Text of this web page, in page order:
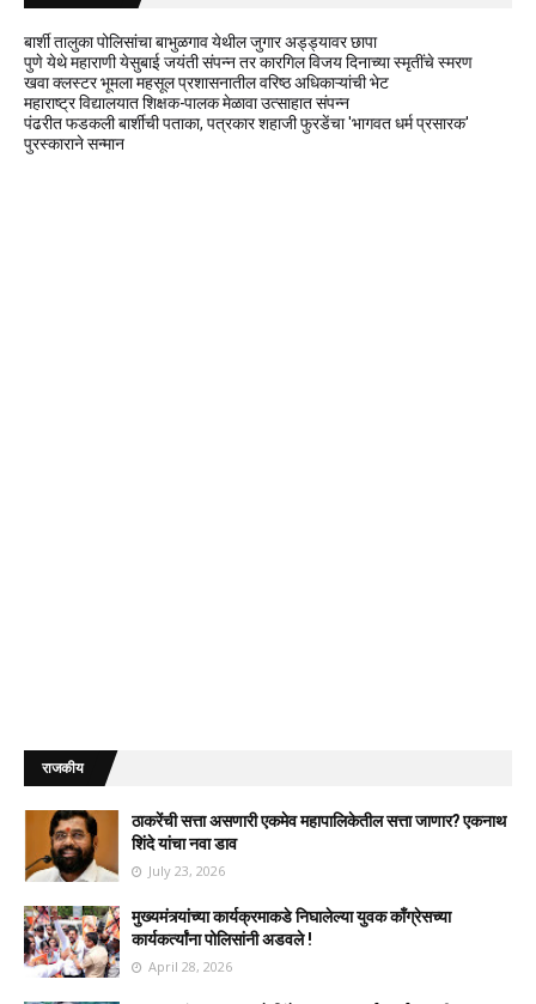
बार्शी तालुका पोलिसांचा बाभुळगाव येथील जुगार अड्ड्यावर छापा
पुणे येथे महाराणी येसुबाई जयंती संपन्न तर कारगिल विजय दिनाच्या स्मृतींचे स्मरण
खवा क्लस्टर भूमला महसूल प्रशासनातील वरिष्ठ अधिकाऱ्यांची भेट
महाराष्ट्र विद्यालयात शिक्षक-पालक मेळावा उत्साहात संपन्न
पंढरीत फडकली बार्शीची पताका, पत्रकार शहाजी फुरडेंचा 'भागवत धर्म प्रसारक'
पुरस्काराने सन्मान
राजकीय
ठाकरेंची सत्ता असणारी एकमेव महापालिकेतील सत्ता जाणार? एकनाथ
शिंदे यांचा नवा डाव
July 23, 2026
मुख्यमंत्र्यांच्या कार्यक्रमाकडे निघालेल्या युवक काँग्रेसच्या
कार्यकर्त्यांना पोलिसांनी अडवले !
April 28, 2026